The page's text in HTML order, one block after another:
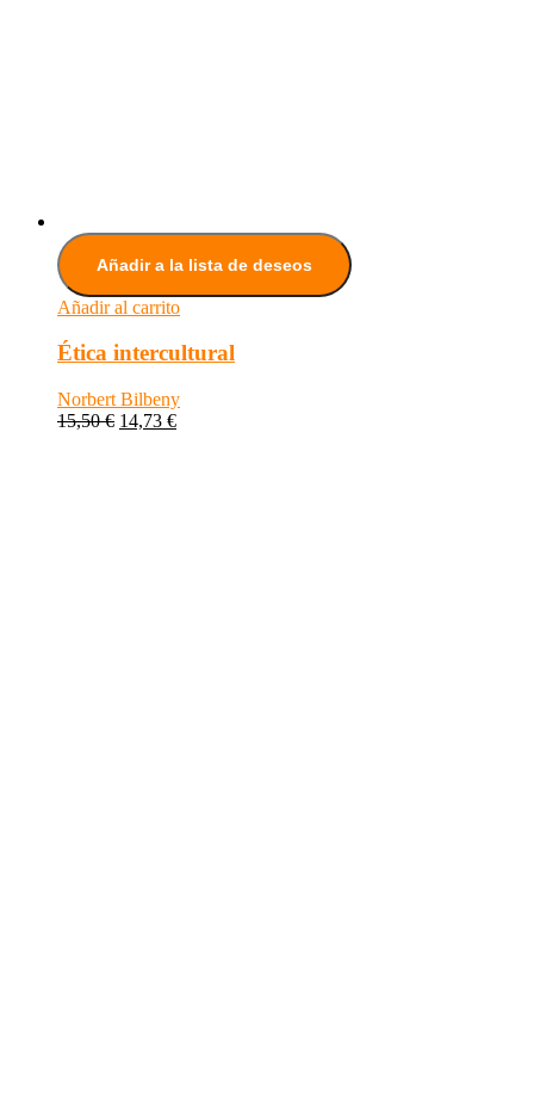
Añadir a la lista de deseos
Añadir al carrito
Ética intercultural
Norbert Bilbeny
15,50€ 14,73 €